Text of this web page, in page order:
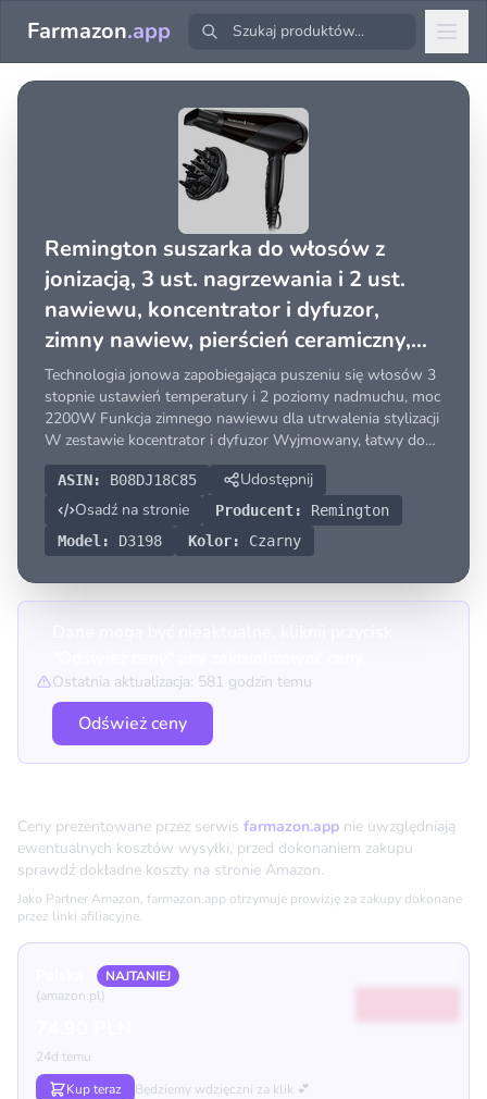
Farmazon.app
Remington suszarka do włosów z
jonizacją, 3 ust. nagrzewania i 2 ust.
nawiewu, koncentrator i dyfuzor,
zimny nawiew, pierścień ceramiczny,
moc 2200W, czarna, Ionic Dry D3198
Technologia jonowa zapobiegająca puszeniu się włosów 3
stopnie ustawień temperatury i 2 poziomy nadmuchu, moc
2200W Funkcja zimnego nawiewu dla utrwalenia stylizacji
W zestawie kocentrator i dyfuzor Wyjmowany, łatwy do
czyszczenia filtr powietrza, uchwyt do zawieszenia
ASIN: B08DJ18C85
Udostępnij
Osadź na stronie
Producent:
Remington
Model:
D3198 Kolor: Czarny
Ostatnia aktualizacja: 581 godzin temu
Odśwież ceny
Ceny prezentowane przez serwis farmazon.app nie uwzględniają
ewentualnych kosztów wysyłki, przed dokonaniem zakupu
sprawdź dokładne koszty na stronie Amazon.
Jako Partner Amazon, farmazon.app otrzymuje prowizję za zakupy dokonane
przez linki afiliacyjne.
NAJTANIEJ
(amazon.pl)
24d temu
Kup teraz
Będziemy wdzięczni za klik 💕